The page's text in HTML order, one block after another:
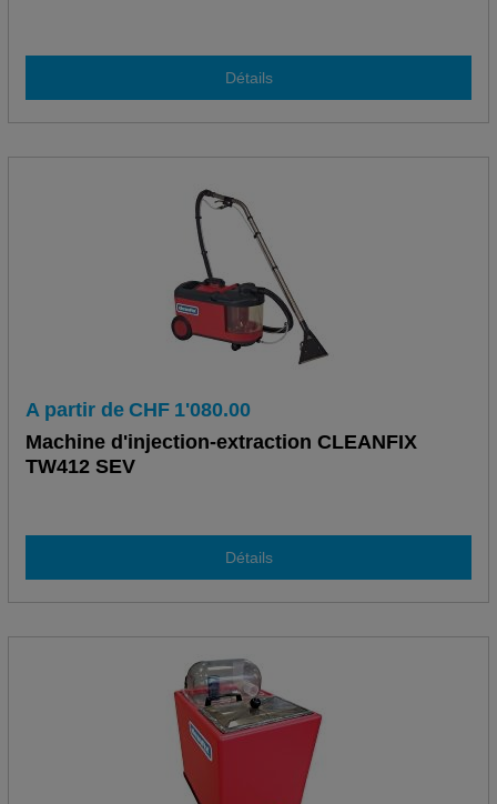
Détails
A partir de CHF 1'080.00
Machine d'injection-extraction CLEANFIX
TW412 SEV
Détails